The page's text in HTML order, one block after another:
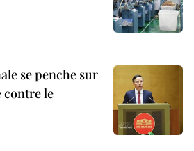
se penche sur
contre le